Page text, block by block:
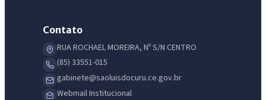
Contato
RUA ROCHAEL MOREIRA, Nº S/N CENTRO
(85) 33551-015
gabinete@saoluisdocuru.ce.gov.br
Webmail Institucional